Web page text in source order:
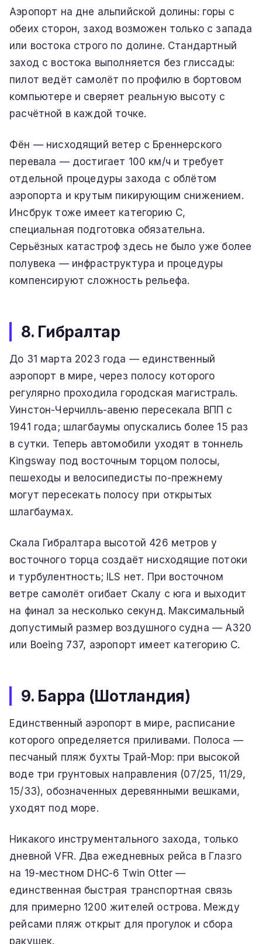
Аэропорт на дне альпийской долины: горы с
обеих сторон, заход возможен только с запада
или востока строго по долине. Стандартный
заход с востока выполняется без глиссады:
пилот ведёт самолёт по профилю в бортовом
компьютере и сверяет реальную высоту с
расчётной в каждой точке.
Фён — нисходящий ветер с Бреннерского
перевала — достигает 100 км/ч и требует
отдельной процедуры захода с облётом
аэропорта и крутым пикирующим снижением.
Инсбрук тоже имеет категорию C,
специальная подготовка обязательна.
Серьёзных катастроф здесь не было уже более
полувека — инфраструктура и процедуры
компенсируют сложность рельефа.
8. Гибралтар
До 31 марта 2023 года — единственный
аэропорт в мире, через полосу которого
регулярно проходила городская магистраль.
Уинстон-Черчилль-авеню пересекала ВПП с
1941 года; шлагбаумы опускались более 15 раз
в сутки. Теперь автомобили уходят в тоннель
Kingsway под восточным торцом полосы,
пешеходы и велосипедисты по-прежнему
могут пересекать полосу при открытых
шлагбаумах.
Скала Гибралтара высотой 426 метров у
восточного торца создаёт нисходящие потоки
и турбулентность; ILS нет. При восточном
ветре самолёт огибает Скалу с юга и выходит
на финал за несколько секунд. Максимальный
допустимый размер воздушного судна — A320
или Boeing 737, аэропорт имеет категорию C.
9. Барра (Шотландия)
Единственный аэропорт в мире, расписание
которого определяется приливами. Полоса —
песчаный пляж бухты Трай-Мор: при высокой
воде три грунтовых направления (07/25, 11/29,
15/33), обозначенных деревянными вешками,
уходят под море.
Никакого инструментального захода, только
дневной VFR. Два ежедневных рейса в Глазго
на 19-местном DHC-6 Twin Otter —
единственная быстрая транспортная связь
для примерно 1200 жителей острова. Между
рейсами пляж открыт для прогулок и сбора
ракушек.